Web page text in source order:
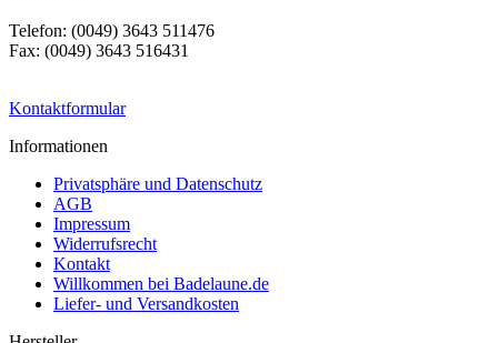
Telefon: (0049) 3643 511476
Fax: (0049) 3643 516431
Kontaktformular
Informationen
Privatsphäre und Datenschutz
AGB
Impressum
Widerrufsrecht
Kontakt
Willkommen bei Badelaune.de
Liefer- und Versandkosten